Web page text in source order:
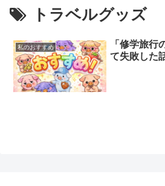
トラベルグッズ
私のおすすめ
「修学旅行
て失敗した